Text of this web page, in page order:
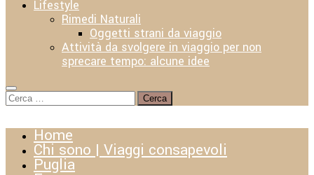
Lifestyle
Rimedi Naturali
Oggetti strani da viaggio
Attività da svolgere in viaggio per non
sprecare tempo: alcune idee
Ricerca
per:
Home
Chi sono | Viaggi consapevoli
Puglia